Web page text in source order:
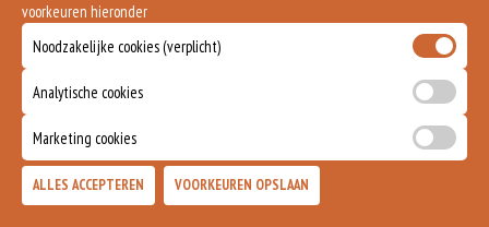
voorkeuren hieronder
Noodzakelijke cookies (verplicht)
Analytische cookies
Marketing cookies
ALLES ACCEPTEREN VOORKEUREN OPSLAAN